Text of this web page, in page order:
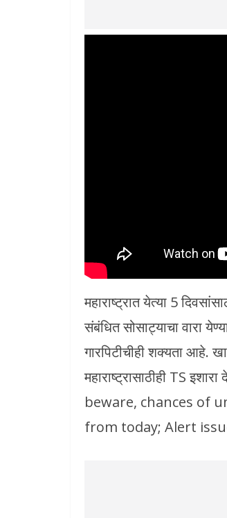
महाराष्ट्रात येत्या 5
संबंधित सोसाट्याचा वारा
गारपिटीचीही शक्यता आहे.
महाराष्ट्रासाठीही TS
beware, chances of
from today; Alert